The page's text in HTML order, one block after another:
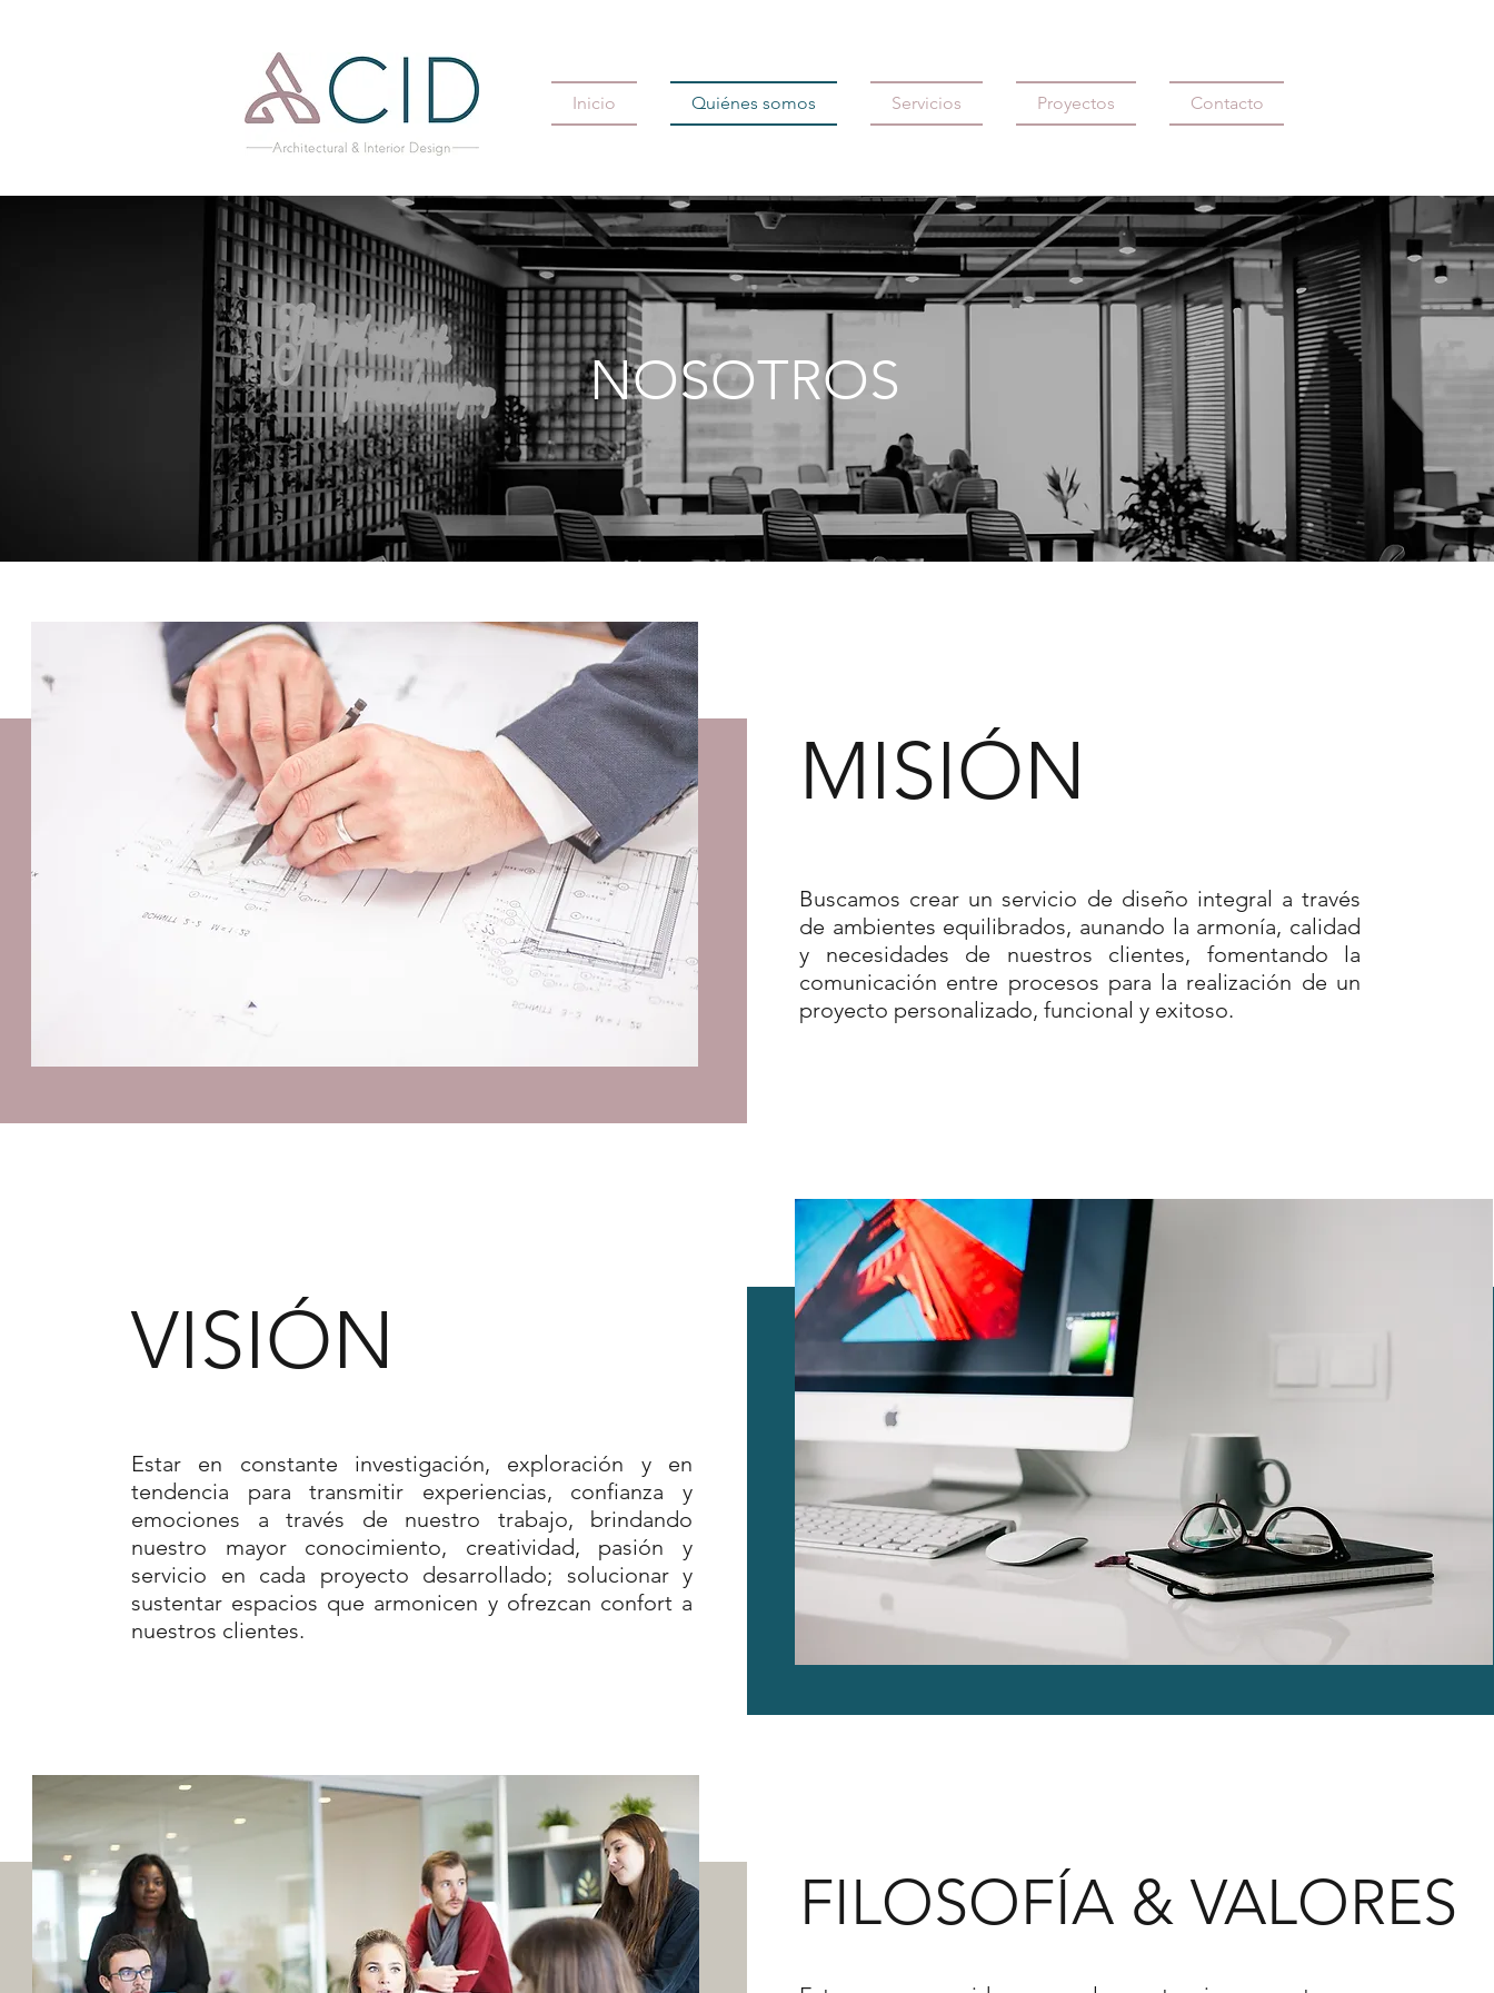
Inicio Quiénes somos Servicios Proyectos Contacto
NOSOTROS
MISIÓN
Buscamos crear un servicio de diseño integral a través
de ambientes equilibrados, aunando la armonía, calidad
y necesidades de nuestros clientes, fomentando la
comunicación entre procesos para la realización de un
proyecto personalizado, funcional y exitoso.
VISIÓN
Estar en constante investigación, exploración y en
tendencia para transmitir experiencias, confianza y
emociones a través de nuestro trabajo, brindando
nuestro mayor conocimiento, creatividad, pasión y
servicio en cada proyecto desarrollado; solucionar y
sustentar espacios que armonicen y ofrezcan confort a
nuestros clientes.
FILOSOFÍA & VALORES